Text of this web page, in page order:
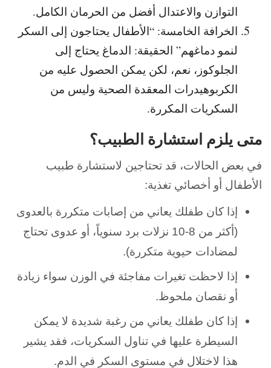
التوازن والاعتدال أفضل من الحرمان الكامل.
الخرافة الخامسة: “الأطفال يحتاجون إلى السكر
لنمو دماغهم” الحقيقة: الدماغ يحتاج إلى
الجلوكوز، نعم، لكن يمكن الحصول عليه من
الكربوهيدرات المعقدة الصحية وليس من
السكريات المكررة.
متى يلزم استشارة الطبيب؟
في بعض الحالات، قد تحتاجين لاستشارة طبيب
الأطفال أو أخصائي تغذية:
إذا كان طفلك يعاني من إصابات متكررة بالعدوى
(أكثر من 8-10 نزلات برد سنوياً، أو عدوى تحتاج
لمضادات حيوية متكررة).
إذا لاحظت تغيرات مفاجئة في الوزن سواء زيادة
أو نقصان ملحوظ.
إذا كان طفلك يعاني من رغبة شديدة لا يمكن
السيطرة عليها في تناول السكريات، فقد يشير
هذا لاختلال في مستوى السكر في الدم.